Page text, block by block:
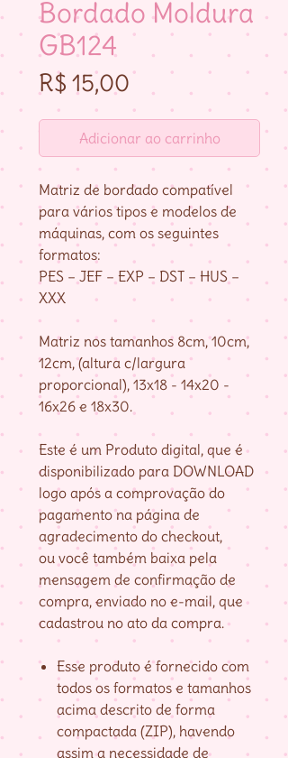
Bordado Moldura
GB124
R$ 15,00Preço
Adicionar ao carrinho
Matriz de bordado compatível
para vários tipos e modelos de
máquinas, com os seguintes
formatos:
PES – JEF – EXP – DST – HUS –
XXX
Matriz nos tamanhos 8cm, 10cm,
12cm, (altura c/largura
proporcional), 13x18 - 14x20 -
16x26 e 18x30.
Este é um Produto digital, que é
disponibilizado para DOWNLOAD
logo após a comprovação do
pagamento na página de
agradecimento do checkout,
ou você também baixa pela
mensagem de confirmação de
compra, enviado no e-mail, que
cadastrou no ato da compra.
Esse produto é fornecido com
todos os formatos e tamanhos
acima descrito de forma
compactada (ZIP), havendo
assim a necessidade de